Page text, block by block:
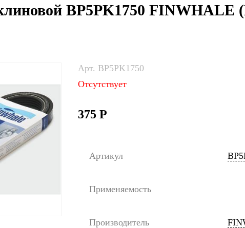
BP5PK1750 FINWHALE
Арт. BP5PK1750
Отсутствует
375 Р
Артикул
Применяемость
Производитель